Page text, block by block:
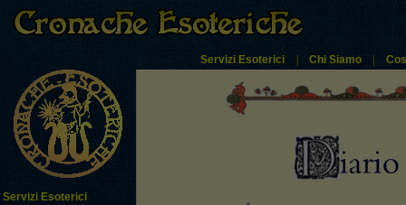
Servizi Esoterici | Chi Siamo |
Servizi Esoterici